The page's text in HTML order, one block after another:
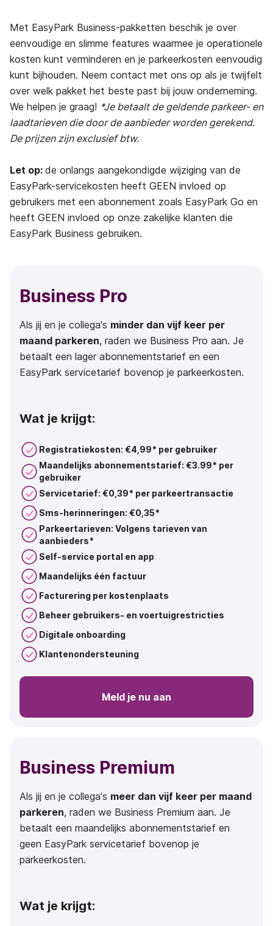
Met EasyPark Business-pakketten beschik je over
eenvoudige en slimme features waarmee je operationele
kosten kunt verminderen en je parkeerkosten eenvoudig
kunt bijhouden. Neem contact met ons op als je twijfelt
over welk pakket het beste past bij jouw onderneming.
We helpen je graag! *Je betaalt de geldende parkeer- en
laadtarieven die door de aanbieder worden gerekend.
De prijzen zijn exclusief btw.
Let op: de onlangs aangekondigde wijziging van de
EasyPark-servicekosten heeft GEEN invloed op
gebruikers met een abonnement zoals EasyPark Go en
heeft GEEN invloed op onze zakelijke klanten die
EasyPark Business gebruiken.
Business Pro
Als jij en je collega's minder dan vijf keer per
maand parkeren, raden we Business Pro aan. Je
betaalt een lager abonnementstarief en een
EasyPark servicetarief bovenop je parkeerkosten.
Wat je krijgt:
Registratiekosten: €4,99* per gebruiker
Maandelijks abonnementstarief: €3.99* per
gebruiker
Servicetarief: €0,39* per parkeertransactie
Sms-herinneringen: €0,35*
Parkeertarieven: Volgens tarieven van
aanbieders*
Self-service portal en app
Maandelijks één factuur
Facturering per kostenplaats
Beheer gebruikers- en voertuigrestricties
Digitale onboarding
Klantenondersteuning
Meld je nu aan
Business Premium
Als jij en je collega's meer dan vijf keer per maand
parkeren, raden we Business Premium aan. Je
betaalt een maandelijks abonnementstarief en
geen EasyPark servicetarief bovenop je
parkeerkosten.
Wat je krijgt: